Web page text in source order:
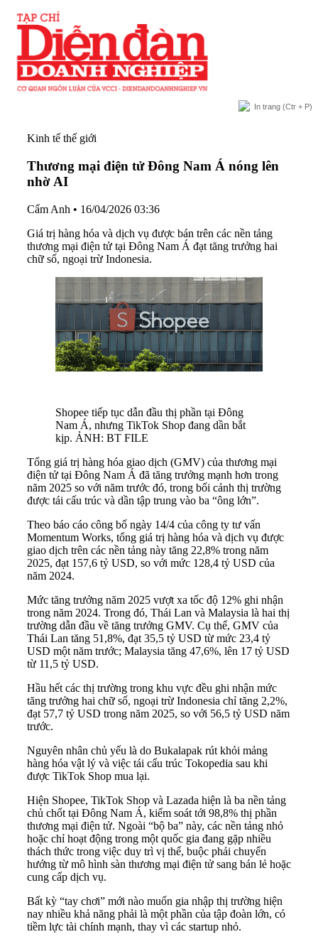
In trang (Ctr + P)
Kinh tế thế giới
Thương mại điện tử Đông Nam Á nóng lên
nhờ AI
Cẩm Anh • 16/04/2026 03:36
Giá trị hàng hóa và dịch vụ được bán trên các nền tảng
thương mại điện tử tại Đông Nam Á đạt tăng trưởng hai
chữ số, ngoại trừ Indonesia.
Shopee tiếp tục dẫn đầu thị phần tại Đông
Nam Á, nhưng TikTok Shop đang dần bắt
kịp. ẢNH: BT FILE
Tổng giá trị hàng hóa giao dịch (GMV) của thương mại
điện tử tại Đông Nam Á đã tăng trưởng mạnh hơn trong
năm 2025 so với năm trước đó, trong bối cảnh thị trường
được tái cấu trúc và dần tập trung vào ba “ông lớn”.
Theo báo cáo công bố ngày 14/4 của công ty tư vấn
Momentum Works, tổng giá trị hàng hóa và dịch vụ được
giao dịch trên các nền tảng này tăng 22,8% trong năm
2025, đạt 157,6 tỷ USD, so với mức 128,4 tỷ USD của
năm 2024.
Mức tăng trưởng năm 2025 vượt xa tốc độ 12% ghi nhận
trong năm 2024. Trong đó, Thái Lan và Malaysia là hai thị
trường dẫn đầu về tăng trưởng GMV. Cụ thể, GMV của
Thái Lan tăng 51,8%, đạt 35,5 tỷ USD từ mức 23,4 tỷ
USD một năm trước; Malaysia tăng 47,6%, lên 17 tỷ USD
từ 11,5 tỷ USD.
Hầu hết các thị trường trong khu vực đều ghi nhận mức
tăng trưởng hai chữ số, ngoại trừ Indonesia chỉ tăng 2,2%,
đạt 57,7 tỷ USD trong năm 2025, so với 56,5 tỷ USD năm
trước.
Nguyên nhân chủ yếu là do Bukalapak rút khỏi mảng
hàng hóa vật lý và việc tái cấu trúc Tokopedia sau khi
được TikTok Shop mua lại.
Hiện Shopee, TikTok Shop và Lazada hiện là ba nền tảng
chủ chốt tại Đông Nam Á, kiểm soát tới 98,8% thị phần
thương mại điện tử. Ngoài “bộ ba” này, các nền tảng nhỏ
hoặc chỉ hoạt động trong một quốc gia đang gặp nhiều
thách thức trong việc duy trì vị thế, buộc phải chuyển
hướng từ mô hình sàn thương mại điện tử sang bán lẻ hoặc
cung cấp dịch vụ.
Bất kỳ “tay chơi” mới nào muốn gia nhập thị trường hiện
nay nhiều khả năng phải là một phần của tập đoàn lớn, có
tiềm lực tài chính mạnh, thay vì các startup nhỏ.